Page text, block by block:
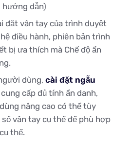
hướng dẫn)
đặt vân tay của trình duyệt
điều hành, phiên bản trình
bị ưa thích mà Chế độ ẩn
dùng, cài đặt ngẫu
cấp đủ tính ẩn danh,
nâng cao có thể tùy
vân tay cụ thể để phù hợp
thể.